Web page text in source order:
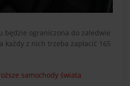
będzie ograniczona do zaledwie
każdy z nich trzeba zapłacić 165
samochody świata